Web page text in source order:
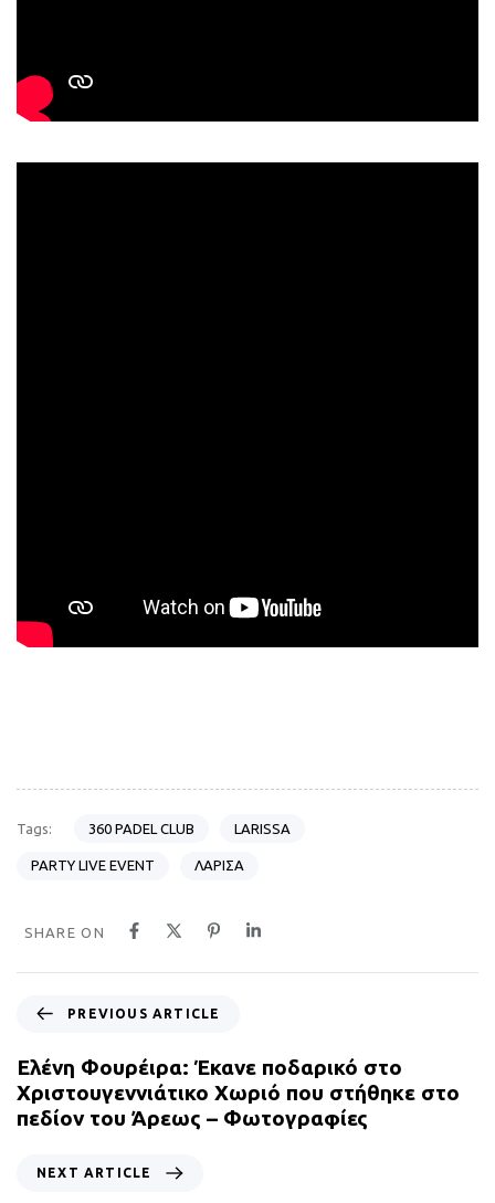
Tags: 360 PADEL CLUB LARISSA
PARTY LIVE EVENT ΛΑΡΙΣΑ
SHARE ON
e
v
i
o
PREVIOUS ARTICLE
Ελένη Φουρέιρα: Έκανε ποδαρικό στο
Χριστουγεννιάτικο Χωριό που στήθηκε στο
πεδίον του Άρεως – Φωτογραφίες
NEXT ARTICLE